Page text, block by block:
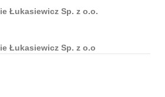
Łukasiewicz Sp. z o.o.
Łukasiewicz Sp. z o.o